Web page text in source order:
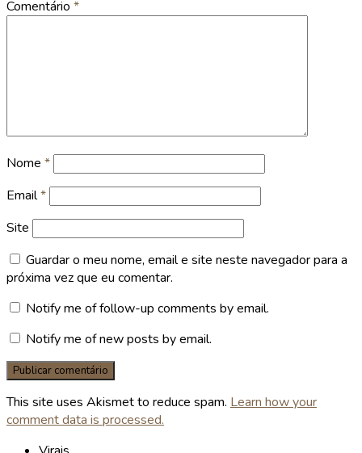
Comentário *
Nome *
Email*
Site
Guardar o meu nome, email e site neste navegador para a
próxima vez que eu comentar.
Notify me of follow-up comments by email.
Notify me of new posts by email.
This site uses Akismet to reduce spam. Learn how your
comment data is processed.